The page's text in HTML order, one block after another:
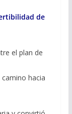
de
el plan de
hacia